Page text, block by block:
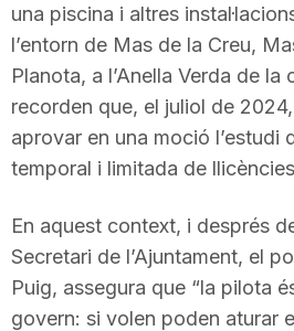
una piscina i altres
l’entorn de Mas de la Creu,
Planota, a l’Anella Verda de la
recorden que, el juliol de
aprovar en una moció l’estudi
temporal i limitada de
En aquest context, i després
Secretari de l’Ajuntament, el
Puig, assegura que “la pilota
govern: si volen poden aturar